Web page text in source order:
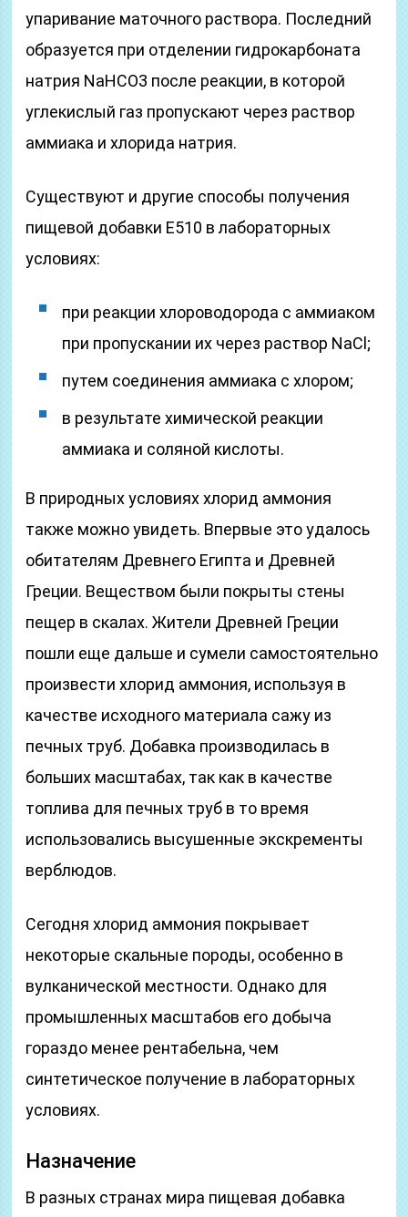
упаривание маточного раствора. Последний
образуется при отделении гидрокарбоната
натрия NaHCO3 после реакции, в которой
углекислый газ пропускают через раствор
аммиака и хлорида натрия.
Существуют и другие способы получения
пищевой добавки Е510 в лабораторных
условиях:
при реакции хлороводорода с аммиаком
при пропускании их через раствор NaCl;
путем соединения аммиака с хлором;
в результате химической реакции
аммиака и соляной кислоты.
В природных условиях хлорид аммония
также можно увидеть. Впервые это удалось
обитателям Древнего Египта и Древней
Греции. Веществом были покрыты стены
пещер в скалах. Жители Древней Греции
пошли еще дальше и сумели самостоятельно
произвести хлорид аммония, используя в
качестве исходного материала сажу из
печных труб. Добавка производилась в
больших масштабах, так как в качестве
топлива для печных труб в то время
использовались высушенные экскременты
верблюдов.
Сегодня хлорид аммония покрывает
некоторые скальные породы, особенно в
вулканической местности. Однако для
промышленных масштабов его добыча
гораздо менее рентабельна, чем
синтетическое получение в лабораторных
условиях.
Назначение
В разных странах мира пищевая добавка